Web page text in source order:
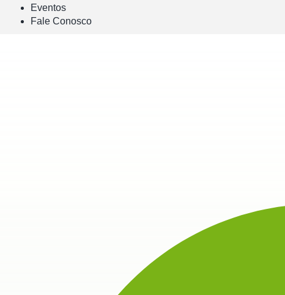
Eventos
Fale Conosco